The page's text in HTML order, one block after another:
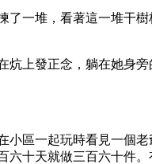
一堆，看著這一堆干
上發正念，躺在她身
區一起玩時看見一個
十天就做三百六十件